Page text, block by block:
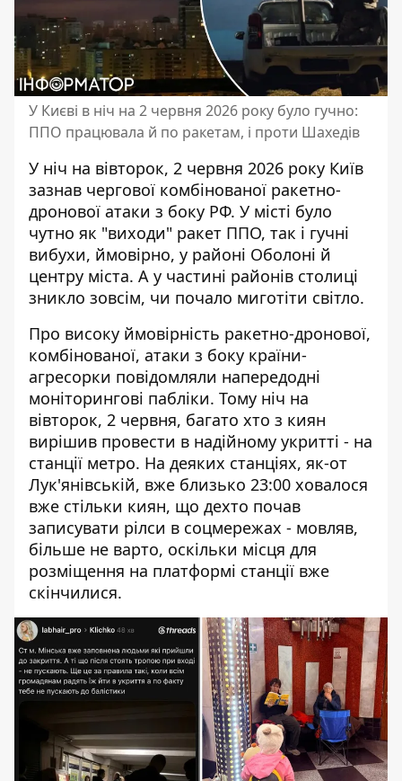
У Києві в ніч на 2 червня 2026 року було гучно:
ППО працювала й по ракетам, і проти Шахедів
У ніч на вівторок, 2 червня 2026 року Київ
зазнав чергової комбінованої ракетно-
дронової атаки з боку РФ. У місті було
чутно як "виходи" ракет ППО, так і гучні
вибухи, ймовірно, у районі Оболоні й
центру міста. А у частині районів столиці
зникло зовсім, чи почало миготіти світло.
Про високу ймовірність ракетно-дронової,
комбінованої, атаки з боку країни-
агресорки повідомляли напередодні
моніторингові пабліки. Тому ніч на
вівторок, 2 червня, багато хто з киян
вирішив провести в надійному укритті - на
станції метро. На деяких станціях, як-от
Лук'янівській, вже близько 23:00 ховалося
вже стільки киян, що дехто почав
записувати рілси в соцмережах - мовляв,
більше не варто, оскільки місця для
розміщення на платформі станції вже
скінчилися.